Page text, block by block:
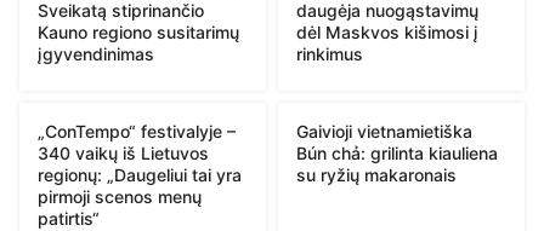
Sveikatą stiprinančio
Kauno regiono susitarimų
įgyvendinimas
daugėja nuogąstavimų
dėl Maskvos kišimosi į
rinkimus
„ConTempo“ festivalyje –
340 vaikų iš Lietuvos
regionų: „Daugeliui tai yra
pirmoji scenos menų
patirtis“
Gaivioji vietnamietiška
Bún chả: grilinta kiauliena
su ryžių makaronais